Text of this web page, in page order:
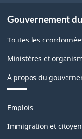
Gouvernement
Toutes les
Ministères et
À propos du
Thèmes
sujets
Emplois
Immigration et